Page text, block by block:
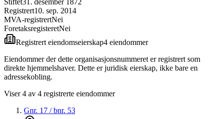
Registrert10. sep. 2014
MVA-registrertNei
ForetaksregisteretNei
Registrert eiendomseierskap4 eiendommer
Eiendommer der dette organisasjonsnummeret er registrert som
direkte hjemmelshaver. Dette er juridisk eierskap, ikke bare en
adressekobling.
Viser4 av 4 registrerte eiendommer
Gnr. 17 / bnr. 53